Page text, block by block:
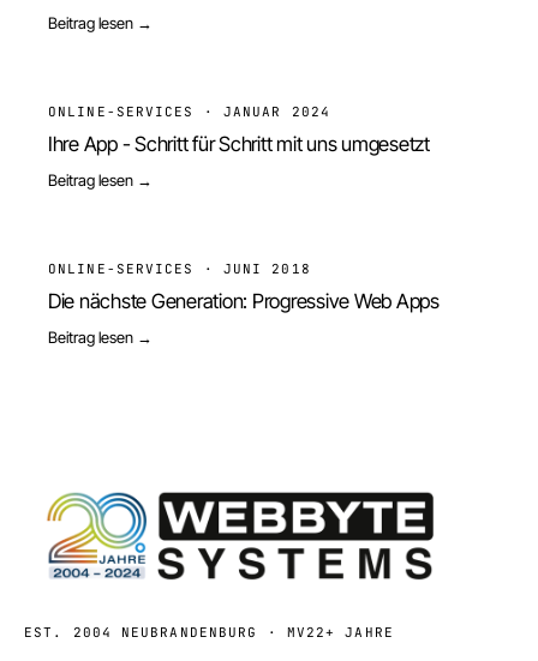
Beitrag lesen →
ONLINE-SERVICES · JANUAR 2024
Ihre App - Schritt für Schritt mit uns umgesetzt
Beitrag lesen →
ONLINE-SERVICES · JUNI 2018
Die nächste Generation: Progressive Web Apps
Beitrag lesen →
EST. 2004 NEUBRANDENBURG · MV 22+ JAHRE